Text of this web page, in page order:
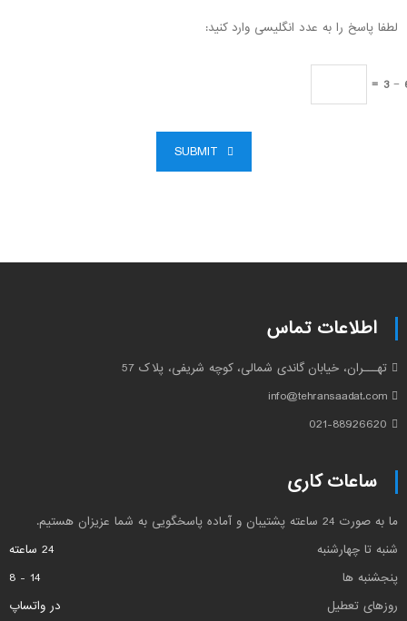
لطفا پاسخ را به عدد انگلیسی وارد کنید:
6
SUBMIT
اطلاعات تماس
تهـــران، خیابان گاندی شمالی، کوچه شریفی، پلاک 57
021-88926620
ساعات کاری
ما به صورت 24 ساعته پشتیبان و آماده پاسخگویی به شما عزیزان هستیم.
شنبه تا چهارشنبه
24 ساعته
پنجشنبه ها
14 - 8
روزهای تعطیل
در واتساپ